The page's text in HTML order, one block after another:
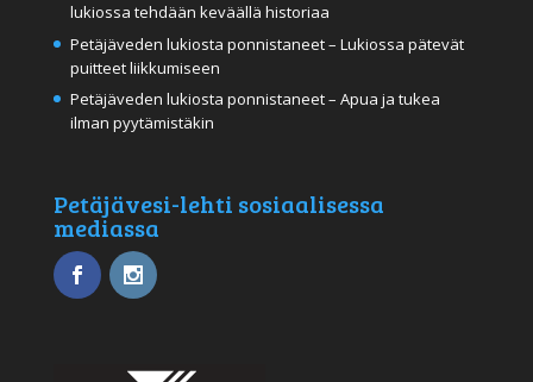
lukiossa tehdään keväällä historiaa
Petäjäveden lukiosta ponnistaneet – Lukiossa pätevät
puitteet liikkumiseen
Petäjäveden lukiosta ponnistaneet – Apua ja tukea
ilman pyytämistäkin
Petäjävesi-lehti sosiaalisessa
mediassa